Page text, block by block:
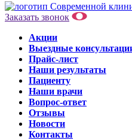
Заказать звонок
Акции
Выездные
Прайс-лист
Наши результаты
Пациенту
Наши врачи
Вопрос-ответ
Отзывы
Новости
Контакты